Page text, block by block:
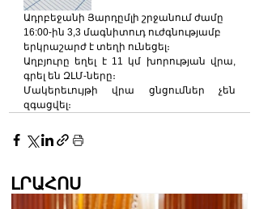
Ադրբեջանի Յարդըմլի շրջանում ժամը
16:00-ին 3,3 մագնիտուդ ուժգնությամբ
երկրաշարժ է տեղի ունեցել։
Աղբյուրը եղել է 11 կմ խորության վրա,
գրել են ԶԼՄ-ները։
Մակերեւույթի վրա ցնցումներ չեն
զգացվել։
ԼՐԱՀՈՍ